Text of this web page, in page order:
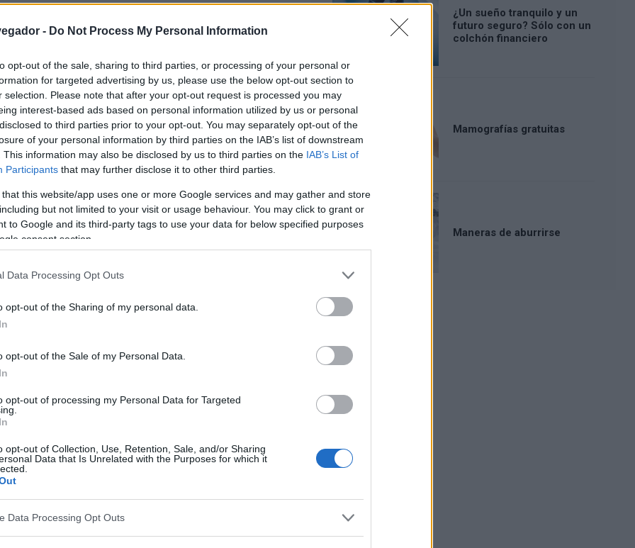
- Do Not Process My Personal Information
opt-out of the sale, sharing to third parties, or processing of your personal or
for targeted advertising by us, please use the below opt-out section to
selection. Please note that after your opt-out request is processed you may
interest-based ads based on personal information utilized by us or personal
to third parties prior to your opt-out. You may separately opt-out of the
of your personal information by third parties on the IAB’s list of downstream
This information may also be disclosed by us to third parties on the IAB’s List of
Participants that may further disclose it to other third parties.
that this website/app uses one or more Google services and may gather and store
but not limited to your visit or usage behaviour. You may click to grant or
to Google and its third-party tags to use your data for below specified purposes
consent section.
Data Processing Opt Outs
opt-out of the Sharing of my personal data.
opt-out of the Sale of my Personal Data.
opt-out of processing my Personal Data for Targeted
opt-out of Collection, Use, Retention, Sale, and/or Sharing
Data that Is Unrelated with the Purposes for which it
Data Processing Opt Outs
tratar el cáncer de mama se asoció a unriesgo
de Alzheimery demencias relacionadas en
un estudio reciente.
cáncer de mama tienen tumores con receptores
en respuesta al estrógeno o la progesterona.
inhibir el crecimiento tumoralbloqueando la
tras la
principal, catedrática de obstetricia,
la Universidad de Pittsburgh) se asoció con Chao
de la Universidad de Carolina del Sur).
¿Un sueño tranquilo y un
futuro seguro? Sólo con un
colchón financiero
Mamografías gratuitas
Maneras de aburrirse